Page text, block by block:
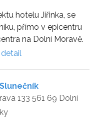
hotelu Jiřinka, se
přímo v epicentru
na Dolní Moravě.
133 561 69 Dolní